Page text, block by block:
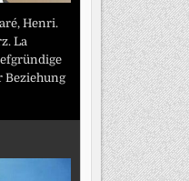
Henri.
La
Beziehung